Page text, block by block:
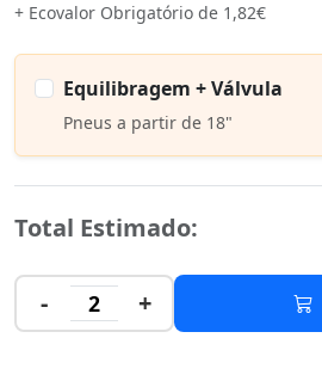
+ Ecovalor Obrigatório de 1,82€
Equilibragem + Válvula
Pneus a partir de 18"
Total Estimado:
- 2 +